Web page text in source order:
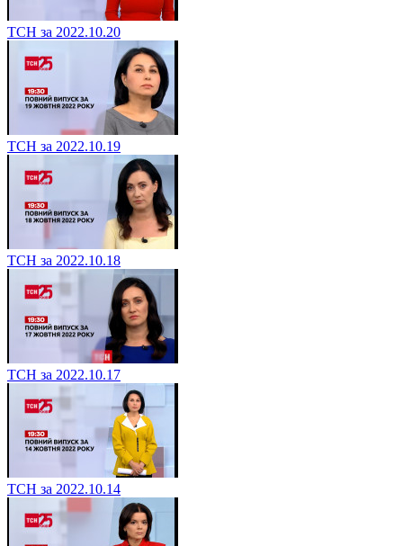
ТСН за 2022.10.20
ТСН за 2022.10.19
ТСН за 2022.10.18
ТСН за 2022.10.17
ТСН за 2022.10.14